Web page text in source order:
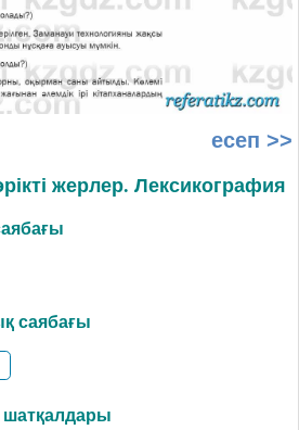
есеп >>
жерлер. Лексикография
саябағы